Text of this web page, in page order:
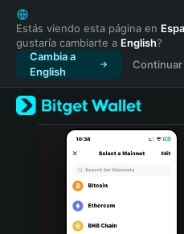
English
日本語
Tiếng Việt
Русский
Español (Latinoamérica)
Türkçe
Italiano
Português (Portugal)
Estás viendo esta página en
gustaría cambiarte a English?
Cambia a
English
Continuar